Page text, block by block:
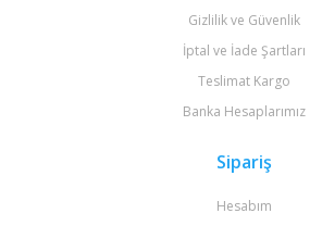
Gizlilik ve Güvenlik
İptal ve İade Şartları
Teslimat Kargo
Banka Hesaplarımız
Sipariş
Hesabım